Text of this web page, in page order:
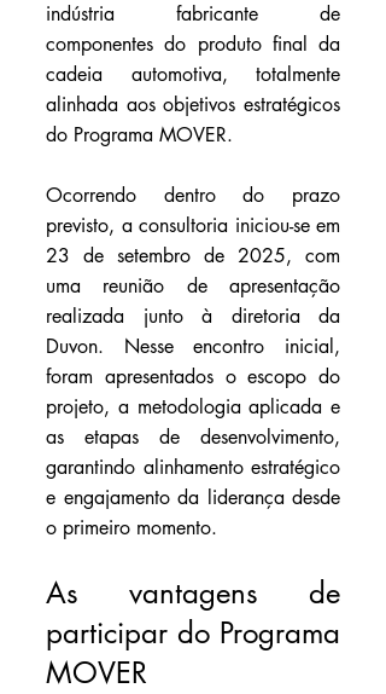
indústria fabricante de
componentes do produto final da
cadeia automotiva, totalmente
alinhada aos objetivos estratégicos
do Programa MOVER.
Ocorrendo dentro do prazo
previsto, a consultoria iniciou-se em
23 de setembro de 2025, com
uma reunião de apresentação
realizada junto à diretoria da
Duvon. Nesse encontro inicial,
foram apresentados o escopo do
projeto, a metodologia aplicada e
as etapas de desenvolvimento,
garantindo alinhamento estratégico
e engajamento da liderança desde
o primeiro momento.
As vantagens de
participar do Programa
MOVER